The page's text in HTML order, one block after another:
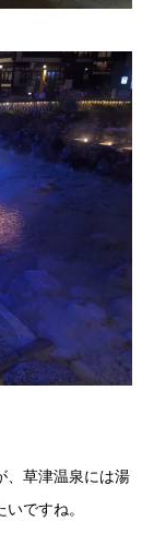
、草津温泉には湯
ですね。